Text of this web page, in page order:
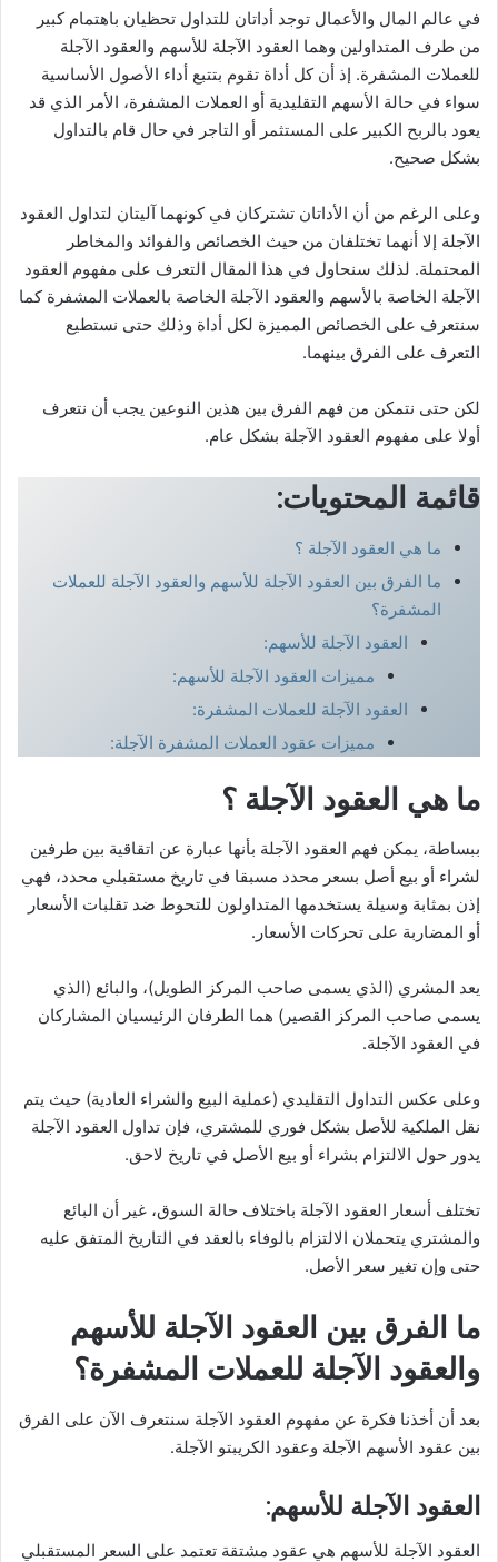
في عالم المال والأعمال توجد أداتان للتداول تحظيان باهتمام كبير
من طرف المتداولين وهما العقود الآجلة للأسهم والعقود الآجلة
للعملات المشفرة. إذ أن كل أداة تقوم بتتبع أداء الأصول الأساسية
سواء في حالة الأسهم التقليدية أو العملات المشفرة، الأمر الذي قد
يعود بالربح الكبير على المستثمر أو التاجر في حال قام بالتداول
بشكل صحيح.
وعلى الرغم من أن الأداتان تشتركان في كونهما آليتان لتداول العقود
الآجلة إلا أنهما تختلفان من حيث الخصائص والفوائد والمخاطر
المحتملة. لذلك سنحاول في هذا المقال التعرف على مفهوم العقود
الآجلة الخاصة بالأسهم والعقود الآجلة الخاصة بالعملات المشفرة كما
سنتعرف على الخصائص المميزة لكل أداة وذلك حتى نستطيع
التعرف على الفرق بينهما.
لكن حتى نتمكن من فهم الفرق بين هذين النوعين يجب أن نتعرف
أولا على مفهوم العقود الآجلة بشكل عام.
قائمة المحتويات:
ما هي العقود الآجلة ؟
ما الفرق بين العقود الآجلة للأسهم والعقود الآجلة للعملات
المشفرة؟
العقود الآجلة للأسهم:
مميزات العقود الآجلة للأسهم:
العقود الآجلة للعملات المشفرة:
مميزات عقود العملات المشفرة الآجلة:
ما هي العقود الآجلة ؟
ببساطة، يمكن فهم العقود الآجلة بأنها عبارة عن اتقاقية بين طرفين
لشراء أو بيع أصل بسعر محدد مسبقا في تاريخ مستقبلي محدد، فهي
إذن بمثابة وسيلة يستخدمها المتداولون للتحوط ضد تقلبات الأسعار
أو المضاربة على تحركات الأسعار.
يعد المشري (الذي يسمى صاحب المركز الطويل)، والبائع (الذي
يسمى صاحب المركز القصير) هما الطرفان الرئيسيان المشاركان
في العقود الآجلة.
وعلى عكس التداول التقليدي (عملية البيع والشراء العادية) حيث يتم
نقل الملكية للأصل بشكل فوري للمشتري، فإن تداول العقود الآجلة
يدور حول الالتزام بشراء أو بيع الأصل في تاريخ لاحق.
تختلف أسعار العقود الآجلة باختلاف حالة السوق، غير أن البائع
والمشتري يتحملان الالتزام بالوفاء بالعقد في التاريخ المتفق عليه
حتى وإن تغير سعر الأصل.
ما الفرق بين العقود الآجلة للأسهم
والعقود الآجلة للعملات المشفرة؟
بعد أن أخذنا فكرة عن مفهوم العقود الآجلة سنتعرف الآن على الفرق
بين عقود الأسهم الآجلة وعقود الكريبتو الآجلة.
العقود الآجلة للأسهم:
العقود الآجلة للأسهم هي عقود مشتقة تعتمد على السعر المستقبلي